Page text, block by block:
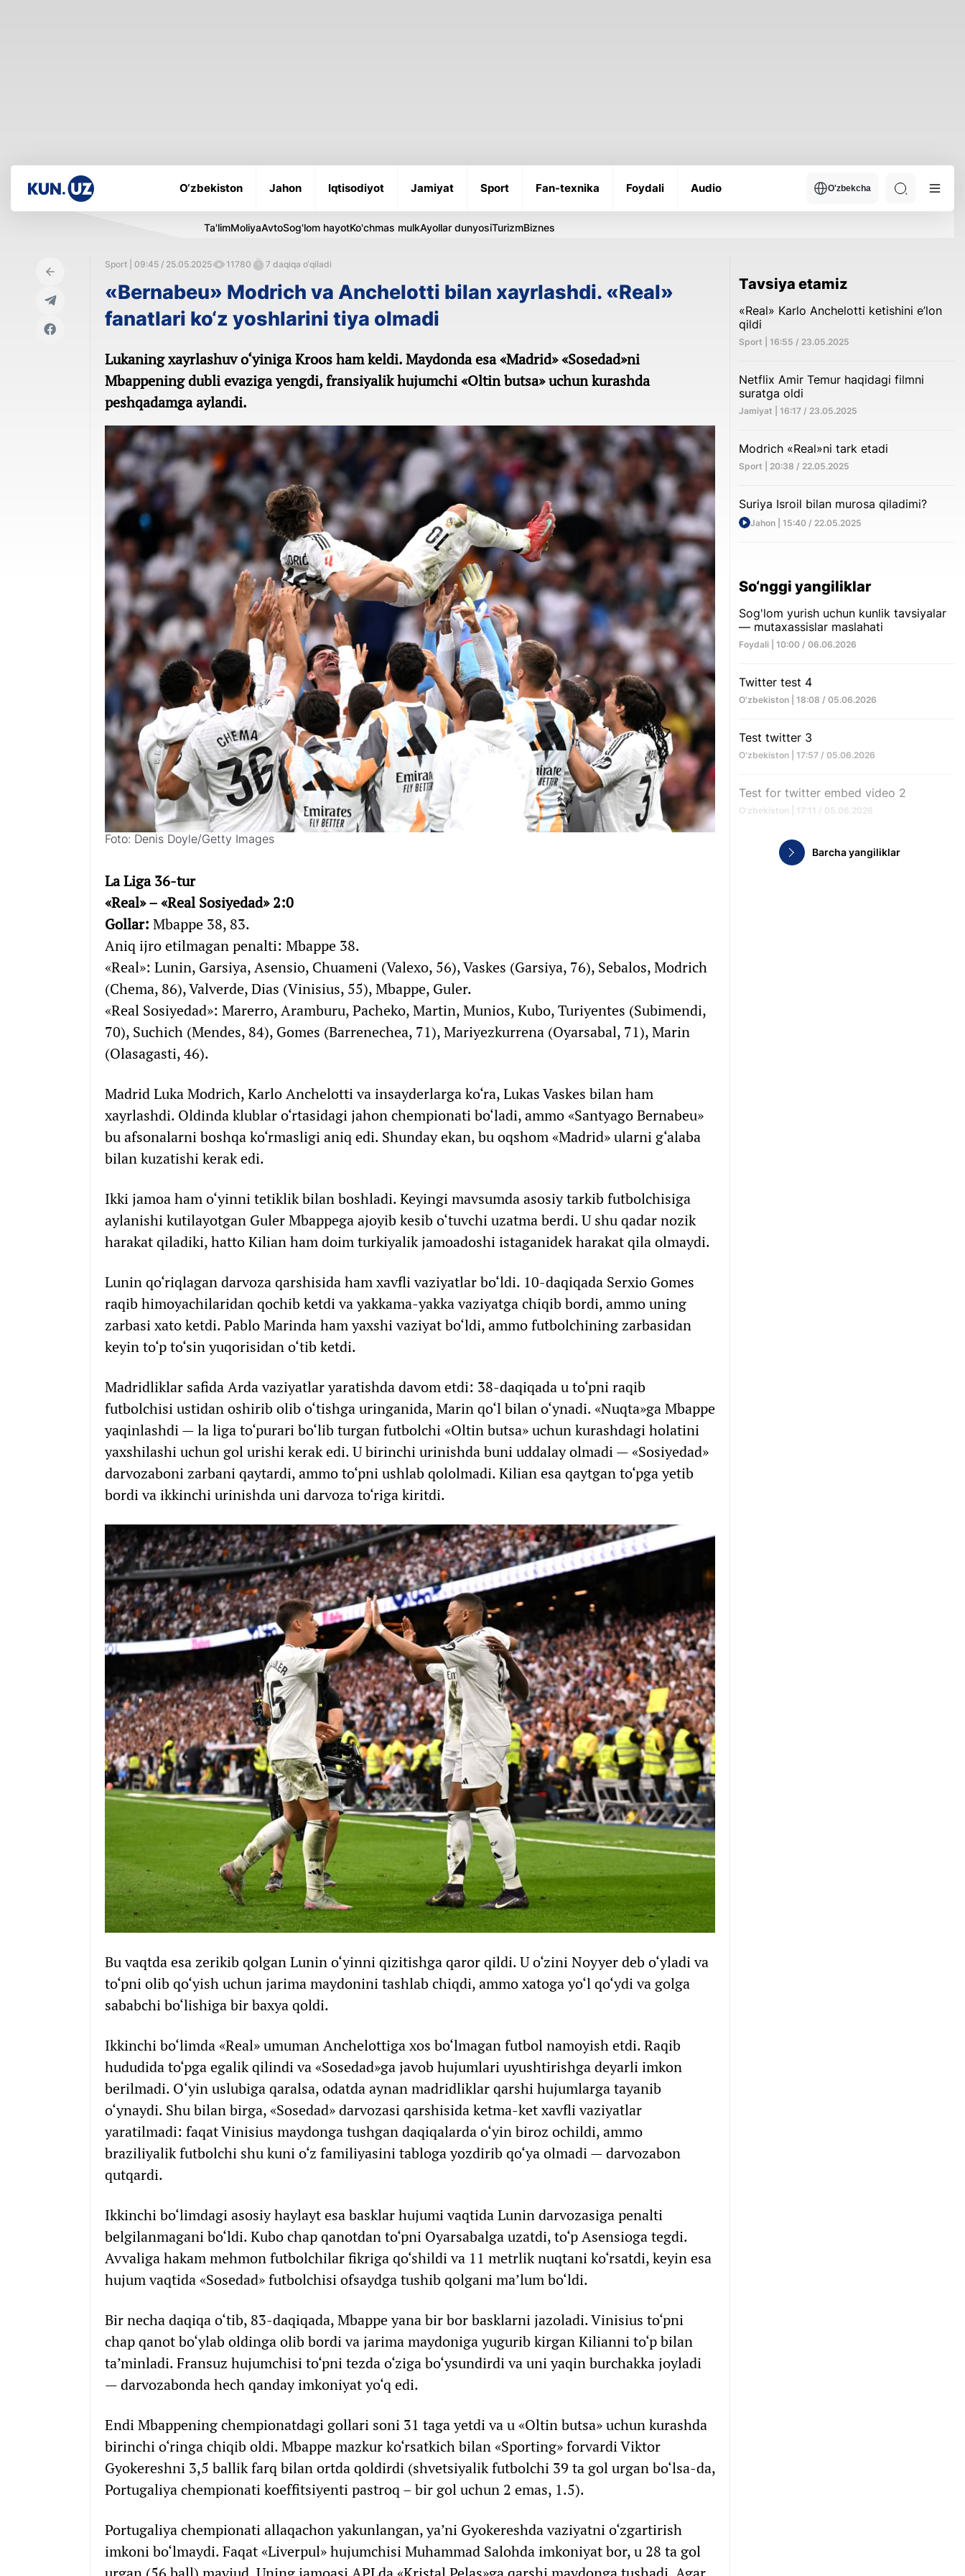
O‘zbekiston Jahon Iqtisodiyot Jamiyat Sport Fan-texnika Foydali Audio O'zbekcha
Ta'limMoliyaAvtoSog'lom hayotKo'chmas mulkAyollar dunyosiTurizmBiznes
Sport | 09:45 / 25.05.2025 11780 7 daqiqa o‘qiladi
«Bernabeu» Modrich va Anchelotti bilan xayrlashdi. «Real»
fanatlari ko‘z yoshlarini tiya olmadi
Lukaning xayrlashuv o‘yiniga Kroos ham keldi. Maydonda esa «Madrid» «Sosedad»ni
Mbappening dubli evaziga yengdi, fransiyalik hujumchi «Oltin butsa» uchun kurashda
peshqadamga aylandi.
Foto: Denis Doyle/Getty Images
La Liga 36-tur
«Real» – «Real Sosiyedad» 2:0
Gollar: Mbappe 38, 83.
Aniq ijro etilmagan penalti: Mbappe 38.
«Real»: Lunin, Garsiya, Asensio, Chuameni (Valexo, 56), Vaskes (Garsiya, 76), Sebalos, Modrich
(Chema, 86), Valverde, Dias (Vinisius, 55), Mbappe, Guler.
«Real Sosiyedad»: Marerro, Aramburu, Pacheko, Martin, Munios, Kubo, Turiyentes (Subimendi,
70), Suchich (Mendes, 84), Gomes (Barrenechea, 71), Mariyezkurrena (Oyarsabal, 71), Marin
(Olasagasti, 46).
Madrid Luka Modrich, Karlo Anchelotti va insayderlarga ko‘ra, Lukas Vaskes bilan ham
xayrlashdi. Oldinda klublar o‘rtasidagi jahon chempionati bo‘ladi, ammo «Santyago Bernabeu»
bu afsonalarni boshqa ko‘rmasligi aniq edi. Shunday ekan, bu oqshom «Madrid» ularni g‘alaba
bilan kuzatishi kerak edi.
Ikki jamoa ham o‘yinni tetiklik bilan boshladi. Keyingi mavsumda asosiy tarkib futbolchisiga
aylanishi kutilayotgan Guler Mbappega ajoyib kesib o‘tuvchi uzatma berdi. U shu qadar nozik
harakat qiladiki, hatto Kilian ham doim turkiyalik jamoadoshi istaganidek harakat qila olmaydi.
Lunin qo‘riqlagan darvoza qarshisida ham xavfli vaziyatlar bo‘ldi. 10-daqiqada Serxio Gomes
raqib himoyachilaridan qochib ketdi va yakkama-yakka vaziyatga chiqib bordi, ammo uning
zarbasi xato ketdi. Pablo Marinda ham yaxshi vaziyat bo‘ldi, ammo futbolchining zarbasidan
keyin to‘p to‘sin yuqorisidan o‘tib ketdi.
Madridliklar safida Arda vaziyatlar yaratishda davom etdi: 38-daqiqada u to‘pni raqib
futbolchisi ustidan oshirib olib o‘tishga uringanida, Marin qo‘l bilan o‘ynadi. «Nuqta»ga Mbappe
yaqinlashdi — la liga to‘purari bo‘lib turgan futbolchi «Oltin butsa» uchun kurashdagi holatini
yaxshilashi uchun gol urishi kerak edi. U birinchi urinishda buni uddalay olmadi — «Sosiyedad»
darvozaboni zarbani qaytardi, ammo to‘pni ushlab qololmadi. Kilian esa qaytgan to‘pga yetib
bordi va ikkinchi urinishda uni darvoza to‘riga kiritdi.
Bu vaqtda esa zerikib qolgan Lunin o‘yinni qizitishga qaror qildi. U o‘zini Noyyer deb o‘yladi va
to‘pni olib qo‘yish uchun jarima maydonini tashlab chiqdi, ammo xatoga yo‘l qo‘ydi va golga
sababchi bo‘lishiga bir baxya qoldi.
Ikkinchi bo‘limda «Real» umuman Anchelottiga xos bo‘lmagan futbol namoyish etdi. Raqib
hududida to‘pga egalik qilindi va «Sosedad»ga javob hujumlari uyushtirishga deyarli imkon
berilmadi. O‘yin uslubiga qaralsa, odatda aynan madridliklar qarshi hujumlarga tayanib
o‘ynaydi. Shu bilan birga, «Sosedad» darvozasi qarshisida ketma-ket xavfli vaziyatlar
yaratilmadi: faqat Vinisius maydonga tushgan daqiqalarda o‘yin biroz ochildi, ammo
braziliyalik futbolchi shu kuni o‘z familiyasini tabloga yozdirib qo‘ya olmadi — darvozabon
qutqardi.
Ikkinchi bo‘limdagi asosiy haylayt esa basklar hujumi vaqtida Lunin darvozasiga penalti
belgilanmagani bo‘ldi. Kubo chap qanotdan to‘pni Oyarsabalga uzatdi, to‘p Asensioga tegdi.
Avvaliga hakam mehmon futbolchilar fikriga qo‘shildi va 11 metrlik nuqtani ko‘rsatdi, keyin esa
hujum vaqtida «Sosedad» futbolchisi ofsaydga tushib qolgani ma’lum bo‘ldi.
Bir necha daqiqa o‘tib, 83-daqiqada, Mbappe yana bir bor basklarni jazoladi. Vinisius to‘pni
chap qanot bo‘ylab oldinga olib bordi va jarima maydoniga yugurib kirgan Kilianni to‘p bilan
ta’minladi. Fransuz hujumchisi to‘pni tezda o‘ziga bo‘ysundirdi va uni yaqin burchakka joyladi
— darvozabonda hech qanday imkoniyat yo‘q edi.
Endi Mbappening chempionatdagi gollari soni 31 taga yetdi va u «Oltin butsa» uchun kurashda
birinchi o‘ringa chiqib oldi. Mbappe mazkur ko‘rsatkich bilan «Sporting» forvardi Viktor
Gyokereshni 3,5 ballik farq bilan ortda qoldirdi (shvetsiyalik futbolchi 39 ta gol urgan bo‘lsa-da,
Portugaliya chempionati koeffitsiyenti pastroq – bir gol uchun 2 emas, 1.5).
Portugaliya chempionati allaqachon yakunlangan, ya’ni Gyokereshda vaziyatni o‘zgartirish
imkoni bo‘lmaydi. Faqat «Liverpul» hujumchisi Muhammad Salohda imkoniyat bor, u 28 ta gol
Tavsiya etamiz
«Real» Karlo Anchelotti ketishini e’lon
qildi
Sport | 16:55 / 23.05.2025
Netflix Amir Temur haqidagi filmni
suratga oldi
Jamiyat | 16:17 / 23.05.2025
Modrich «Real»ni tark etadi
Sport | 20:38 / 22.05.2025
Suriya Isroil bilan murosa qiladimi?
Jahon | 15:40 / 22.05.2025
So‘nggi yangiliklar
Sog'lom yurish uchun kunlik tavsiyalar
— mutaxassislar maslahati
Foydali | 10:00 / 06.06.2026
Twitter test 4
O‘zbekiston | 18:08 / 05.06.2026
Test twitter 3
O‘zbekiston | 17:57 / 05.06.2026
Test for twitter embed video 2
O‘zbekiston | 17:11 / 05.06.2026
Barcha yangiliklar